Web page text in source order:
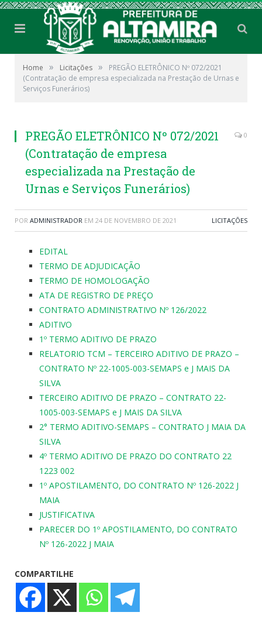
Home » Licitações »
PREGÃO ELETRÔNICO Nº 072/2021
(Contratação de empresa especializada na Prestação de Urnas e
Serviços Funerários)
PREGÃO ELETRÔNICO Nº 072/2021
(Contratação de empresa
especializada na Prestação de
Urnas e Serviços Funerários)
0
POR ADMINISTRADOR EM 24 DE NOVEMBRO DE 2021 LICITAÇÕES
EDITAL
TERMO DE ADJUDICAÇÃO
TERMO DE HOMOLOGAÇÃO
ATA DE REGISTRO DE PREÇO
CONTRATO ADMINISTRATIVO Nº 126/2022
ADITIVO
1º TERMO ADITIVO DE PRAZO
RELATORIO TCM – TERCEIRO ADITIVO DE PRAZO –
CONTRATO Nº 22-1005-003-SEMAPS e J MAIS DA
SILVA
TERCEIRO ADITIVO DE PRAZO – CONTRATO 22-
1005-003-SEMAPS e J MAIS DA SILVA
2° TERMO ADITIVO-SEMAPS – CONTRATO J MAIA DA
SILVA
4º TERMO ADITIVO DE PRAZO DO CONTRATO 22
1223 002
1º APOSTILAMENTO, DO CONTRATO Nº 126-2022 J
MAIA
JUSTIFICATIVA
PARECER DO 1º APOSTILAMENTO, DO CONTRATO
Nº 126-2022 J MAIA
COMPARTILHE